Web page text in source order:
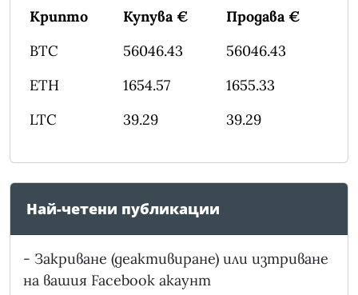
Крипто Купува €
Продава €
BTC
56046.43
56046.43
ETH
1654.57
1655.33
LTC
39.29 39.29
Най-четени публикации
- Закриване (деактивиране) или изтриване
на вашия Facebook акаунт